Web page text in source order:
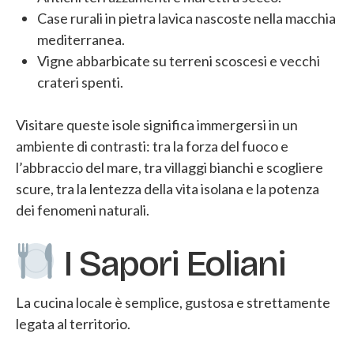
Case rurali in pietra lavica nascoste nella macchia
mediterranea.
Vigne abbarbicate su terreni scoscesi e vecchi
crateri spenti.
Visitare queste isole significa immergersi in un
ambiente di contrasti: tra la forza del fuoco e
l’abbraccio del mare, tra villaggi bianchi e scogliere
scure, tra la lentezza della vita isolana e la potenza
dei fenomeni naturali.
I Sapori Eoliani
La cucina locale è semplice, gustosa e strettamente
legata al territorio.